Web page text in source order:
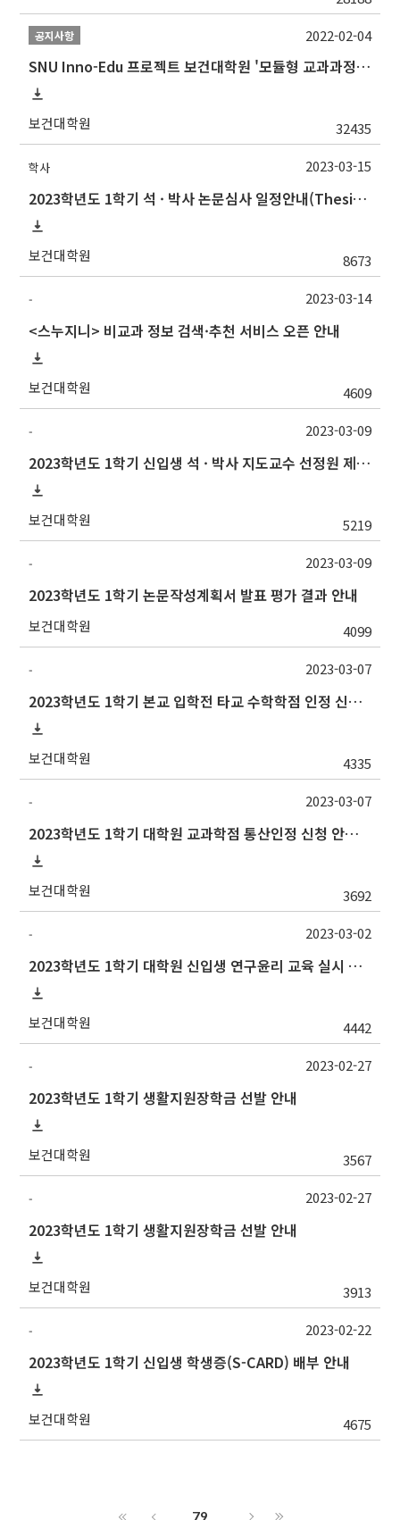
공지사항
SNU Inno-Edu 프로젝트 보건대학원 '모듈형 교과과정' 안내(revised 2022/2/28)
보건대학원 32435
2022-02-04
학사
2023학년도 1학기 석 · 박사 논문심사 일정안내(Thesis Defense Schedules)
보건대학원 8673
2023-03-15
-
<스누지니> 비교과 정보 검색·추천 서비스 오픈 안내
보건대학원 4609
2023-03-14
-
2023학년도 1학기 신입생 석 · 박사 지도교수 선정원 제출(Thesis Advisor)
보건대학원 5219
2023-03-09
-
2023학년도 1학기 논문작성계획서 발표 평가 결과 안내
보건대학원 4099
2023-03-09
-
2023학년도 1학기 본교 입학전 타교 수학학점 인정 신청 안내
보건대학원 4335
2023-03-07
-
2023학년도 1학기 대학원 교과학점 통산인정 신청 안내[양식변경]
보건대학원 3692
2023-03-07
-
2023학년도 1학기 대학원 신입생 연구윤리 교육 실시 안내(~6/30기한연장)
보건대학원 4442
2023-03-02
-
2023학년도 1학기 생활지원장학금 선발 안내
보건대학원 3567
2023-02-27
-
2023학년도 1학기 생활지원장학금 선발 안내
보건대학원 3913
2023-02-27
-
2023학년도 1학기 신입생 학생증(S-CARD) 배부 안내
보건대학원 4675
2023-02-22
79